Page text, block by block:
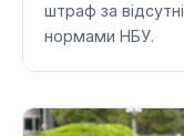
штраф за
нормами НБУ.